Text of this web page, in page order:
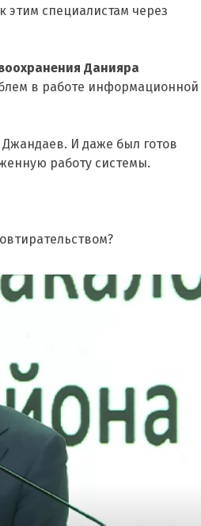
этим специалистам через
Данияра
в работе информационной
И даже был готов
работу системы.